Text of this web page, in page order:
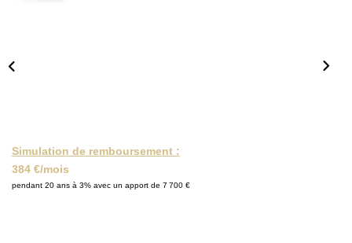
Simulation de remboursement :
384 €/mois
pendant 20 ans à 3% avec un apport de 7 700 €